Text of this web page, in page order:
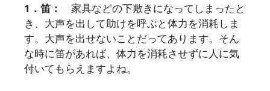
1．笛：
家具などの下敷きになってしまったと
き、大声を出して助けを呼ぶと体力を消耗しま
す。大声を出せないことだってあります。そん
な時に笛があれば、体力を消耗させずに人に気
付いてもらえますよね。